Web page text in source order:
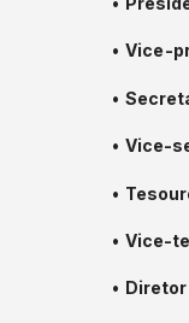
• Vice-
•
• Vice-
•
• Vice-
• Diretor